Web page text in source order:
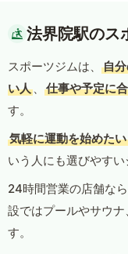
法界院駅のス
スポーツジムは、
自
い人 、 仕事や予定に
す。
気軽に運動を始めたい
いう人にも選びやすい
24時間営業の店舗な
設ではプールやサウ
す。